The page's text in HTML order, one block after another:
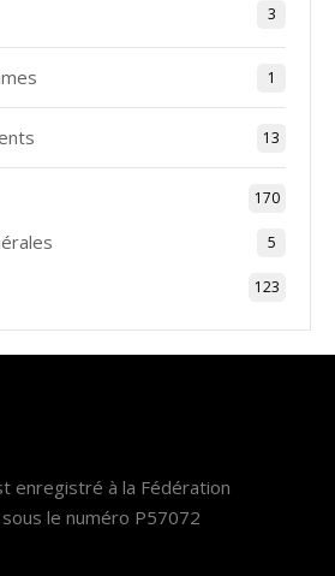
3
1
13
170
5
123
enregistré à la Fédération
le numéro P57072